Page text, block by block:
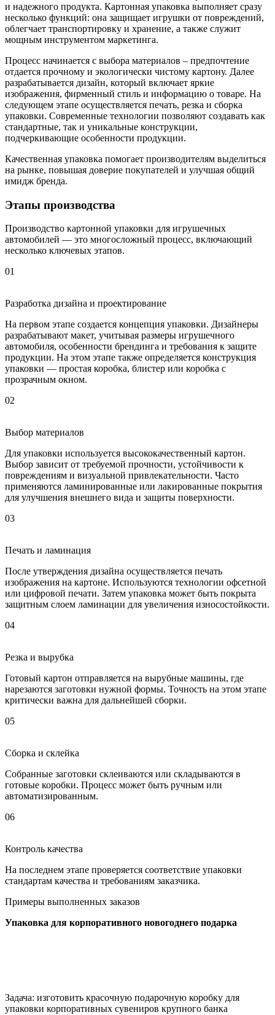
и надежного продукта. Картонная упаковка выполняет сразу
несколько функций: она защищает игрушки от повреждений,
облегчает транспортировку и хранение, а также служит
мощным инструментом маркетинга.
Процесс начинается с выбора материалов – предпочтение
отдается прочному и экологически чистому картону. Далее
разрабатывается дизайн, который включает яркие
изображения, фирменный стиль и информацию о товаре. На
следующем этапе осуществляется печать, резка и сборка
упаковки. Современные технологии позволяют создавать как
стандартные, так и уникальные конструкции,
подчеркивающие особенности продукции.
Качественная упаковка помогает производителям выделиться
на рынке, повышая доверие покупателей и улучшая общий
имидж бренда.
Этапы производства
Производство картонной упаковки для игрушечных
автомобилей — это многосложный процесс, включающий
несколько ключевых этапов.
01
Разработка дизайна и проектирование
На первом этапе создается концепция упаковки. Дизайнеры
разрабатывают макет, учитывая размеры игрушечного
автомобиля, особенности брендинга и требования к защите
продукции. На этом этапе также определяется конструкция
упаковки — простая коробка, блистер или коробка с
прозрачным окном.
02
Выбор материалов
Для упаковки используется высококачественный картон.
Выбор зависит от требуемой прочности, устойчивости к
повреждениям и визуальной привлекательности. Часто
применяются ламинированные или лакированные покрытия
для улучшения внешнего вида и защиты поверхности.
03
Печать и ламинация
После утверждения дизайна осуществляется печать
изображения на картоне. Используются технологии офсетной
или цифровой печати. Затем упаковка может быть покрыта
защитным слоем ламинации для увеличения износостойкости.
04
Резка и вырубка
Готовый картон отправляется на вырубные машины, где
нарезаются заготовки нужной формы. Точность на этом этапе
критически важна для дальнейшей сборки.
05
Сборка и склейка
Собранные заготовки склеиваются или складываются в
готовые коробки. Процесс может быть ручным или
автоматизированным.
06
Контроль качества
На последнем этапе проверяется соответствие упаковки
стандартам качества и требованиям заказчика.
Примеры выполненных заказов
Упаковка для корпоративного новогоднего подарка
Задача: изготовить красочную подарочную коробку для
упаковки корпоративных сувениров крупного банка